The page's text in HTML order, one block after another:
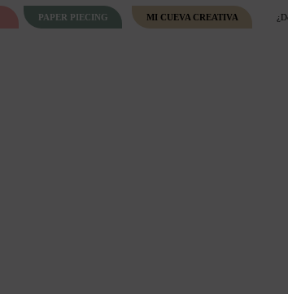
PAPER PIECING MI CUEVA CREATIVA